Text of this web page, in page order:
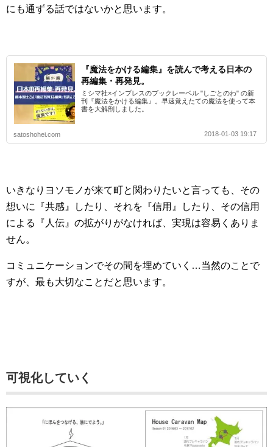
にも通ずる話ではないかと思います。
『魔法をかける編集』を読んで考える日本の
再編集・再発見。
ミシマ社×インプレスのブックレーベル "しごとのわ" の新
刊『魔法をかける編集』。早速覚えたての魔法を使って本
書を大解剖しました。
satoshohei.com 2018-01-03 19:17
いきなりヨソモノが来て町と関わりたいと言っても、その
想いに『共感』したり、それを『信用』したり、その信用
による『人伝』の拡がりがなければ、実現は容易くありま
せん。
コミュニケーションでその間を埋めていく…当然のことで
すが、最も大切なことだと思います。
可視化していく